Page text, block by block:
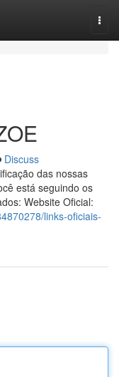
Discuss
das nossas
está seguindo os
Website Oficial:
links-oficiais-